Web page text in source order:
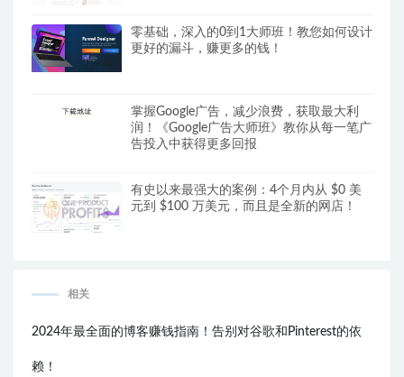
零基础，深入的0到1大师班！教您如何设计
更好的漏斗，赚更多的钱！
掌握Google广告，减少浪费，获取最大利
润！《Google广告大师班》教你从每一笔广
告投入中获得更多回报
有史以来最强大的案例：4个月内从 $0 美
元到 $100 万美元，而且是全新的网店！
相关
2024年最全面的博客赚钱指南！告别对谷歌和Pinterest的依
赖！